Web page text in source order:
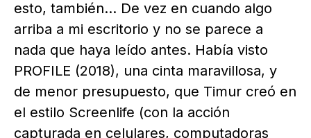
esto, también… De vez en cuando algo
arriba a mi escritorio y no se parece a
nada que haya leído antes. Había visto
PROFILE (2018), una cinta maravillosa, y
de menor presupuesto, que Timur creó en
el estilo Screenlife (con la acción
capturada en celulares, computadoras